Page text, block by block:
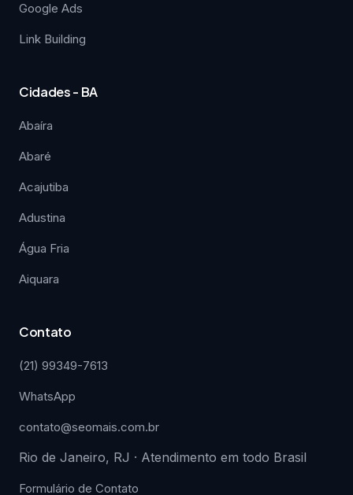
Google Ads
Link Building
Cidades - BA
Abaíra
Abaré
Acajutiba
Adustina
Água Fria
Aiquara
Contato
(21) 99349-7613
WhatsApp
contato@seomais.com.br
Rio de Janeiro, RJ · Atendimento em todo Brasil
Formulário de Contato